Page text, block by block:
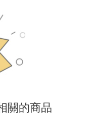
關的商品